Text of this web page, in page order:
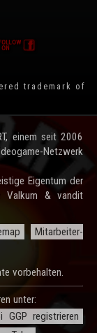
trademark of
einem seit 2006
Netzwerk
Eigentum der
Valkum & vandit
Mitarbeiter-
vorbehalten.
unter:
GGP registrieren